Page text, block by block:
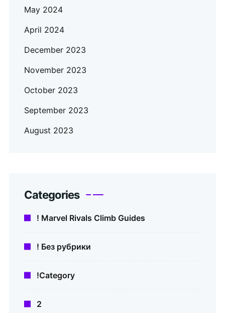
May 2024
April 2024
December 2023
November 2023
October 2023
September 2023
August 2023
Categories
! Marvel Rivals Climb Guides
! Без рубрики
!Category
2